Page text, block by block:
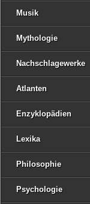
Musik
Mythologie
Nachschlagewerke
Atlanten
Enzyklopädien
Lexika
Philosophie
Psychologie